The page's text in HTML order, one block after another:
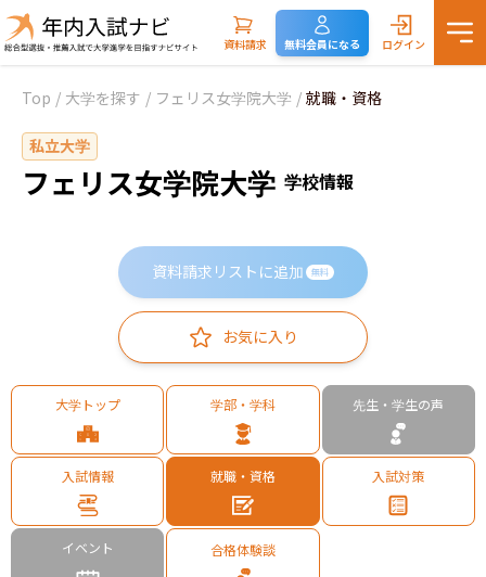
資料請求 無料会員になる ログイン
Top / 大学を探す / フェリス女学院大学 / 就職・資格
私立大学
フェリス女学院大学 学校情報
資料請求リストに追加 無料
お気に入り
大学トップ 学部・学科 先生・学生の声
入試情報 就職・資格 入試対策
イベント 合格体験談